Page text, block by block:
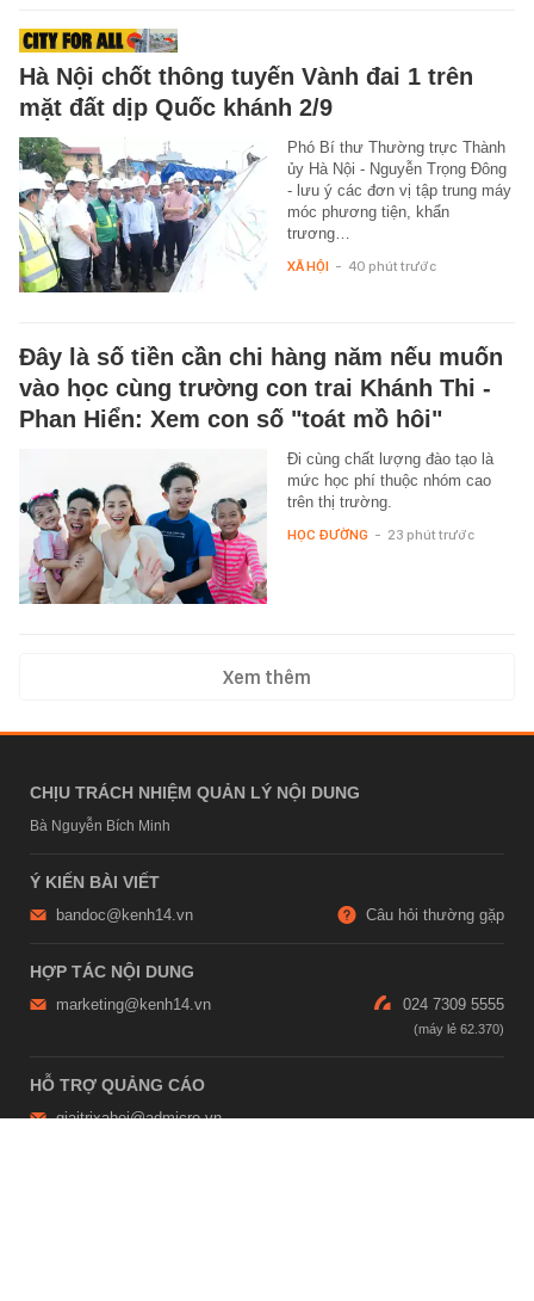
Hà Nội chốt thông tuyến Vành đai 1 trên
mặt đất dịp Quốc khánh 2/9
Phó Bí thư Thường trực Thành
ủy Hà Nội - Nguyễn Trọng Đông
- lưu ý các đơn vị tập trung máy
móc phương tiện, khẩn
trương…
XÃ HỘI - 40 phút trước
Đây là số tiền cần chi hàng năm nếu muốn
vào học cùng trường con trai Khánh Thi -
Phan Hiển: Xem con số "toát mồ hôi"
Đi cùng chất lượng đào tạo là
mức học phí thuộc nhóm cao
trên thị trường.
HỌC ĐƯỜNG - 23 phút trước
Xem thêm
CHỊU TRÁCH NHIỆM QUẢN LÝ NỘI DUNG
Bà Nguyễn Bích Minh
Ý KIẾN BÀI VIẾT
bandoc@kenh14.vn Câu hỏi thường gặp
HỢP TÁC NỘI DUNG
marketing@kenh14.vn 024 7309 5555
HỖ TRỢ QUẢNG CÁO
giaitrixahoi@admicro.vn